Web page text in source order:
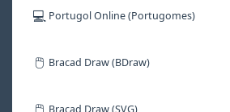
💻 Portugol Online (Portugomes)
🖱️ Bracad Draw (BDraw)
Bracad Draw (SVG)